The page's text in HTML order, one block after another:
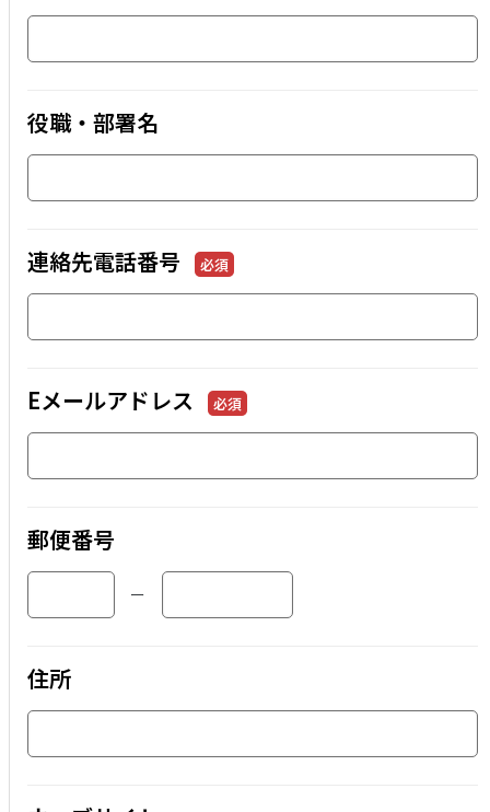
役職・部署名
連絡先電話番号 必須
Eメールアドレス 必須
郵便番号
ー
住所